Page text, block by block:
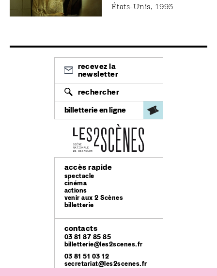
États-Unis, 1993
recevez la
newsletter
rechercher
billetterie en ligne
accès rapide
spectacle
cinéma
actions
venir aux 2 Scènes
billetterie
contacts
03 81 87 85 85
billetterie@les2scenes.fr
03 81 51 03 12
secretariat@les2scenes.fr